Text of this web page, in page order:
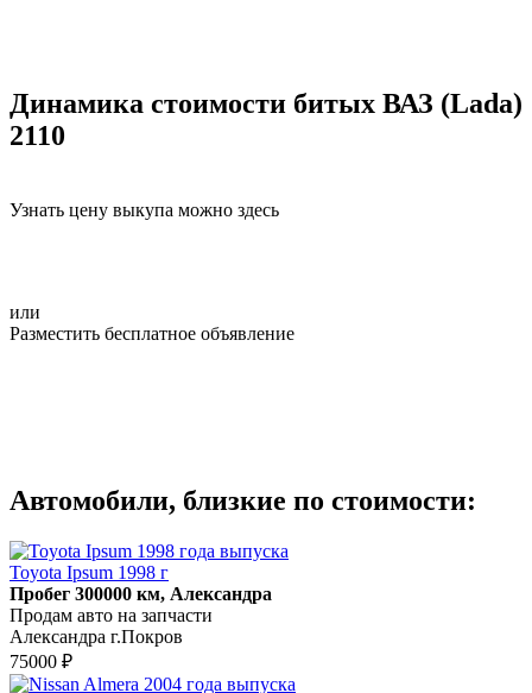
Динамика стоимости битых ВАЗ (Lada)
2110
Узнать цену выкупа можно здесь
или
Разместить бесплатное объявление
Автомобили, близкие по стоимости:
Toyota Ipsum 1998 г
Пробег 300000 км, Александра
Продам авто на запчасти
Александра г.Покров
75000 ₽